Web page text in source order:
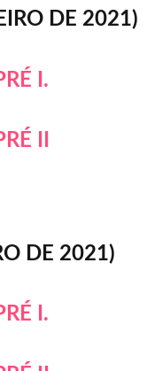
DE 2021)
I.
II
DE 2021)
I.